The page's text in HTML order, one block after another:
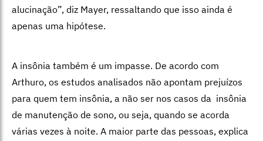
alucinação”, diz Mayer, ressaltando que isso ainda é
apenas uma hipótese.
A insônia também é um impasse. De acordo com
Arthuro, os estudos analisados não apontam prejuízos
para quem tem insônia, a não ser nos casos da insônia
de manutenção de sono, ou seja, quando se acorda
várias vezes à noite. A maior parte das pessoas, explica